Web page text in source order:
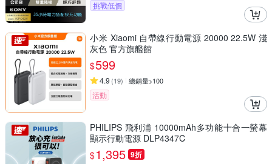
挑戰低價
小米 Xiaomi 自帶線行動電源 20000 22.5W 淺
灰色 官方旗艦館
$599
4.9 (19) 總銷量>100
活動
PHILIPS 飛利浦 10000mAh多功能十合一螢幕
顯示行動電源 DLP4347C
$1,395 9折